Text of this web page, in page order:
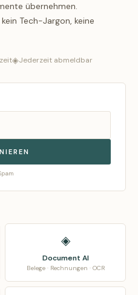
übernehmen.
Tech-Jargon, keine
◈Jederzeit abmeldbar
◈
Document AI
Belege · Rechnungen · OCR